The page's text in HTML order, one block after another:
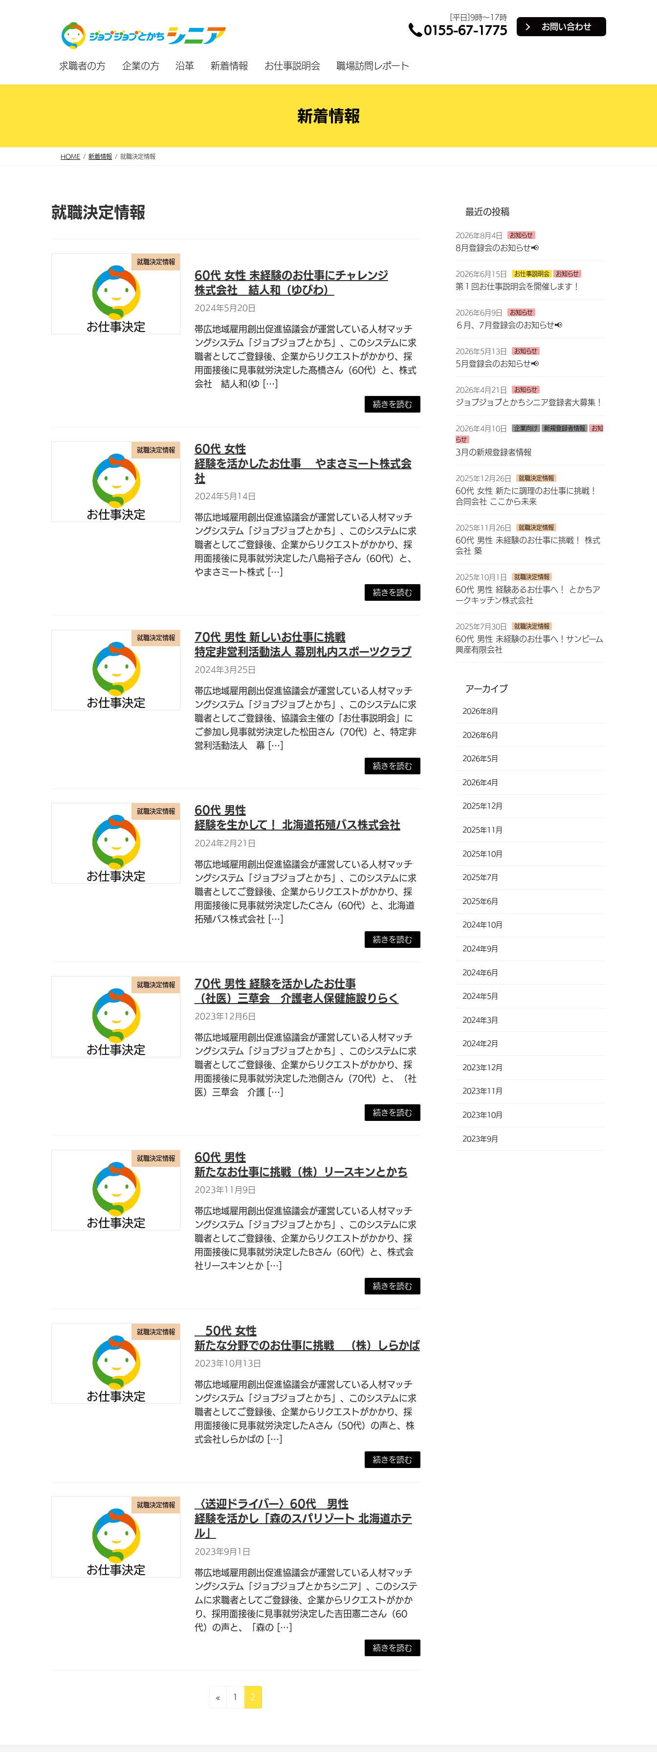
へ
プ
ョ
動
[平日]9時～17時
お問い合わせ
求職者の方 企業の方 沿革 新着情報 お仕事説明会 職場訪問レポート
新着情報
HOME 新着情報 就職決定情報
就職決定情報
就職決定情報
60代 女性 未経験のお仕事にチャレンジ
株式会社 結人和（ゆびわ）
2024年5月20日
帯広地域雇用創出促進協議会が運営している人材マッチ
ングシステム「ジョブジョブとかち」、このシステムに求
職者としてご登録後、企業からリクエストがかかり、採
用面接後に見事就労決定した髙橋さん（60代）と、株式
会社 結人和(ゆ […]
続きを読む
就職決定情報
60代 女性
経験を活かしたお仕事 やまさミート株式会
社
2024年5月14日
帯広地域雇用創出促進協議会が運営している人材マッチ
ングシステム「ジョブジョブとかち」、このシステムに求
職者としてご登録後、企業からリクエストがかかり、採
用面接後に見事就労決定した八島裕子さん（60代）と、
やまさミート株式 […]
続きを読む
就職決定情報
70代 男性 新しいお仕事に挑戦
特定非営利活動法人 幕別札内スポーツクラブ
2024年3月25日
帯広地域雇用創出促進協議会が運営している人材マッチ
ングシステム「ジョブジョブとかち」、このシステムに求
職者としてご登録後、協議会主催の「お仕事説明会」に
ご参加し見事就労決定した松田さん（70代）と、特定非
営利活動法人 幕 […]
続きを読む
就職決定情報
60代 男性
経験を生かして！ 北海道拓殖バス株式会社
2024年2月21日
帯広地域雇用創出促進協議会が運営している人材マッチ
ングシステム「ジョブジョブとかち」、このシステムに求
職者としてご登録後、企業からリクエストがかかり、採
用面接後に見事就労決定したCさん（60代）と、北海道
拓殖バス株式会社 […]
続きを読む
就職決定情報
70代 男性 経験を活かしたお仕事
（社医）三草会 介護老人保健施設りらく
2023年12月6日
帯広地域雇用創出促進協議会が運営している人材マッチ
ングシステム「ジョブジョブとかち」、このシステムに求
職者としてご登録後、企業からリクエストがかかり、採
用面接後に見事就労決定した池側さん（70代）と、（社
医）三草会 介護 […]
続きを読む
就職決定情報
60代 男性
新たなお仕事に挑戦（株）リースキンとかち
2023年11月9日
帯広地域雇用創出促進協議会が運営している人材マッチ
ングシステム「ジョブジョブとかち」、このシステムに求
職者としてご登録後、企業からリクエストがかかり、採
用面接後に見事就労決定したBさん（60代）と、株式会
社リースキンとか […]
続きを読む
就職決定情報
50代 女性
新たな分野でのお仕事に挑戦 （株）しらかば
2023年10月13日
帯広地域雇用創出促進協議会が運営している人材マッチ
ングシステム「ジョブジョブとかち」、このシステムに求
職者としてご登録後、企業からリクエストがかかり、採
用面接後に見事就労決定したAさん（50代）の声と、株
式会社しらかばの […]
続きを読む
就職決定情報
〈送迎ドライバー〉60代 男性
経験を活かし「森のスパリゾート 北海道ホテ
ル」
2023年9月1日
帯広地域雇用創出促進協議会が運営している人材マッチ
ングシステム「ジョブジョブとかちシニア」、このシステ
ムに求職者としてご登録後、企業からリクエストがかか
り、採用面接後に見事就労決定した吉田憲二さん（60
代）の声と、「森の […]
続きを読む
«
固
固
2
最近の投稿
2026年8月4日 お知らせ
8月登録会のお知らせ📢
2026年6月15日 お仕事説明会 お知らせ
第１回お仕事説明会を開催します！
2026年6月9日 お知らせ
６月、7月登録会のお知らせ📢
2026年5月13日 お知らせ
5月登録会のお知らせ📢
2026年4月21日 お知らせ
ジョブジョブとかちシニア登録者大募集！
2026年4月10日 企業向け 新規登録者情報
お知
らせ
3月の新規登録者情報
2025年12月26日 就職決定情報
60代 女性 新たに調理のお仕事に挑戦！
合同会社 ここから未来
2025年11月26日 就職決定情報
60代 男性 未経験のお仕事に挑戦！ 株式
会社 築
2025年10月1日 就職決定情報
60代 男性 経験あるお仕事へ！ とかちア
ークキッチン株式会社
2025年7月30日 就職決定情報
60代 男性 未経験のお仕事へ！サンビーム
興産有限会社
アーカイブ
2026年8月
2026年6月
2026年5月
2026年4月
2025年12月
2025年11月
2025年10月
2025年7月
2025年6月
2024年10月
2024年9月
2024年6月
2024年5月
2024年3月
2024年2月
2023年12月
2023年11月
2023年10月
2023年9月